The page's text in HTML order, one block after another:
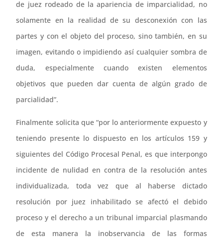
de juez rodeado de la apariencia de imparcialidad, no
solamente en la realidad de su desconexión con las
partes y con el objeto del proceso, sino también, en su
imagen, evitando o impidiendo así cualquier sombra de
duda, especialmente cuando existen elementos
objetivos que pueden dar cuenta de algún grado de
parcialidad”.
Finalmente solicita que “por lo anteriormente expuesto y
teniendo presente lo dispuesto en los artículos 159 y
siguientes del Código Procesal Penal, es que interpongo
incidente de nulidad en contra de la resolución antes
individualizada, toda vez que al haberse dictado
resolución por juez inhabilitado se afectó el debido
proceso y el derecho a un tribunal imparcial plasmando
de esta manera la inobservancia de las formas